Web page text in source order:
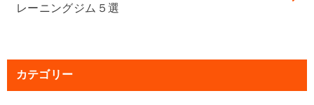
レーニングジム５選
カテゴリー